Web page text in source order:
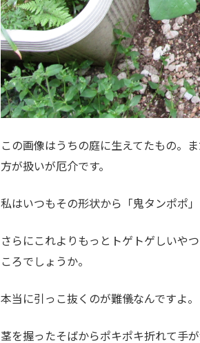
この画像はうちの庭に生えてたもの。
方が扱いが厄介です。
私はいつもその形状から「鬼タンポポ
さらにこれよりもっとトゲトゲしいや
ころでしょうか。
本当に引っこ抜くのが難儀なんですよ。
茎を握ったそばからポキポキ折れて手